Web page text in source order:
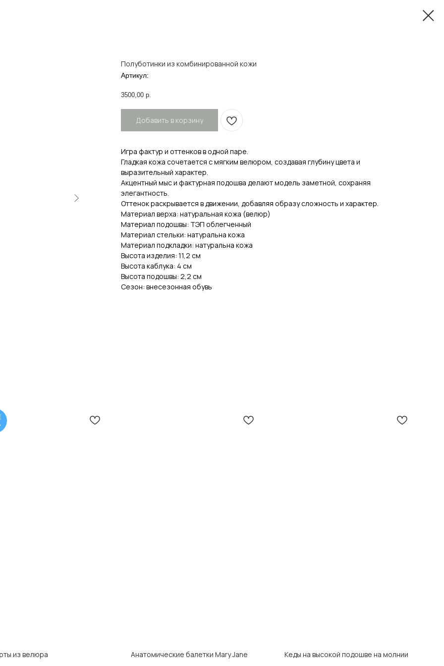
Полуботинки из комбинированной кожи
Артикул:
3500,00 р.
Добавить в корзину
Игра фактур и оттенков в одной паре.
Гладкая кожа сочетается с мягким велюром, создавая глубину цвета и
выразительный характер.
Акцентный мыс и фактурная подошва делают модель заметной, сохраняя
элегантность.
Оттенок раскрывается в движении, добавляя образу сложность и характер.
Материал верха: натуральная кожа (велюр)
Материал подошвы: ТЭП облегченный
Материал стельки: натуральна кожа
Материал подкладки: натуральна кожа
Высота изделия: 11,2 см
Высота каблука: 4 см
Высота подошвы: 2,2 см
Сезон: внесезонная обувь
из велюра
Анатомические балетки Mary Jane
Кеды на высокой подошве на молнии